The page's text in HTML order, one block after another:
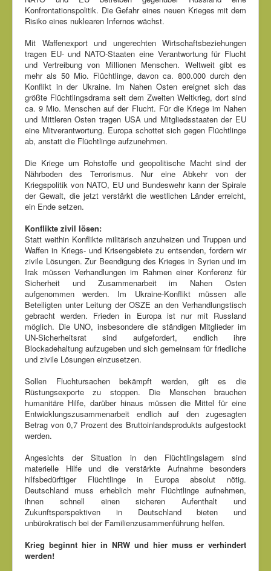
Konfrontationspolitik. Die Gefahr eines neuen Krieges mit dem
Risiko eines nuklearen Infernos wächst.
Mit Waffenexport und ungerechten Wirtschaftsbeziehungen
tragen EU- und NATO-Staaten eine Verantwortung für Flucht
und Vertreibung von Millionen Menschen. Weltweit gibt es
mehr als 50 Mio. Flüchtlinge, davon ca. 800.000 durch den
Konflikt in der Ukraine. Im Nahen Osten ereignet sich das
größte Flüchtlingsdrama seit dem Zweiten Weltkrieg, dort sind
ca. 9 Mio. Menschen auf der Flucht. Für die Kriege im Nahen
und Mittleren Osten tragen USA und Mitgliedsstaaten der EU
eine Mitverantwortung. Europa schottet sich gegen Flüchtlinge
ab, anstatt die Flüchtlinge aufzunehmen.
Die Kriege um Rohstoffe und geopolitische Macht sind der
Nährboden des Terrorismus. Nur eine Abkehr von der
Kriegspolitik von NATO, EU und Bundeswehr kann der Spirale
der Gewalt, die jetzt verstärkt die westlichen Länder erreicht,
ein Ende setzen.
Konflikte zivil lösen:
Statt weithin Konflikte militärisch anzuheizen und Truppen und
Waffen in Kriegs- und Krisengebiete zu entsenden, fordern wir
zivile Lösungen. Zur Beendigung des Krieges in Syrien und im
Irak müssen Verhandlungen im Rahmen einer Konferenz für
Sicherheit und Zusammenarbeit im Nahen Osten
aufgenommen werden. Im Ukraine-Konflikt müssen alle
Beteiligten unter Leitung der OSZE an den Verhandlungstisch
gebracht werden. Frieden in Europa ist nur mit Russland
möglich. Die UNO, insbesondere die ständigen Mitglieder im
UN-Sicherheitsrat sind aufgefordert, endlich ihre
Blockadehaltung aufzugeben und sich gemeinsam für friedliche
und zivile Lösungen einzusetzen.
Sollen Fluchtursachen bekämpft werden, gilt es die
Rüstungsexporte zu stoppen. Die Menschen brauchen
humanitäre Hilfe, darüber hinaus müssen die Mittel für eine
Entwicklungszusammenarbeit endlich auf den zugesagten
Betrag von 0,7 Prozent des Bruttoinlandsprodukts aufgestockt
werden.
Angesichts der Situation in den Flüchtlingslagern sind
materielle Hilfe und die verstärkte Aufnahme besonders
hilfsbedürftiger Flüchtlinge in Europa absolut nötig.
Deutschland muss erheblich mehr Flüchtlinge aufnehmen,
ihnen schnell einen sicheren Aufenthalt und
Zukunftsperspektiven in Deutschland bieten und
unbürokratisch bei der Familienzusammenführung helfen.
Krieg beginnt hier in NRW und hier muss er verhindert
werden!